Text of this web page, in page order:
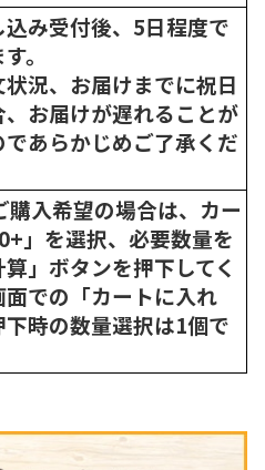
み受付後、5日程度で
。
況、お届けまでに祝日
お届けが遅れることが
あらかじめご了承くだ
入希望の場合は、カー
」を選択、必要数量を
」ボタンを押下してく
での「カートに入れ
時の数量選択は1個で